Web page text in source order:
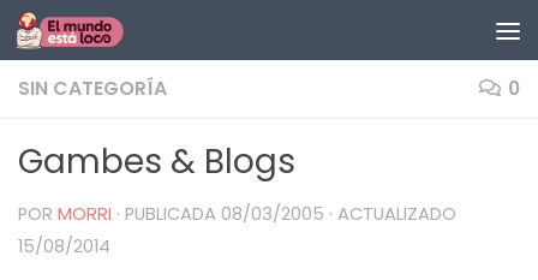
Saltar al contenido
SIN CATEGORÍA 0
Gambes & Blogs
POR MORRI · PUBLICADA 08/03/2005 · ACTUALIZADO
15/08/2014